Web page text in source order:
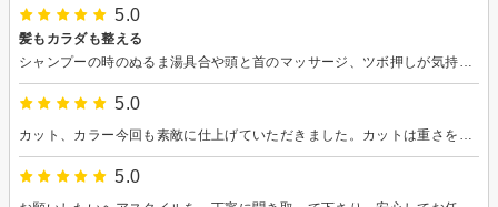
5.0
髪もカラダも整える
5.0
5.0